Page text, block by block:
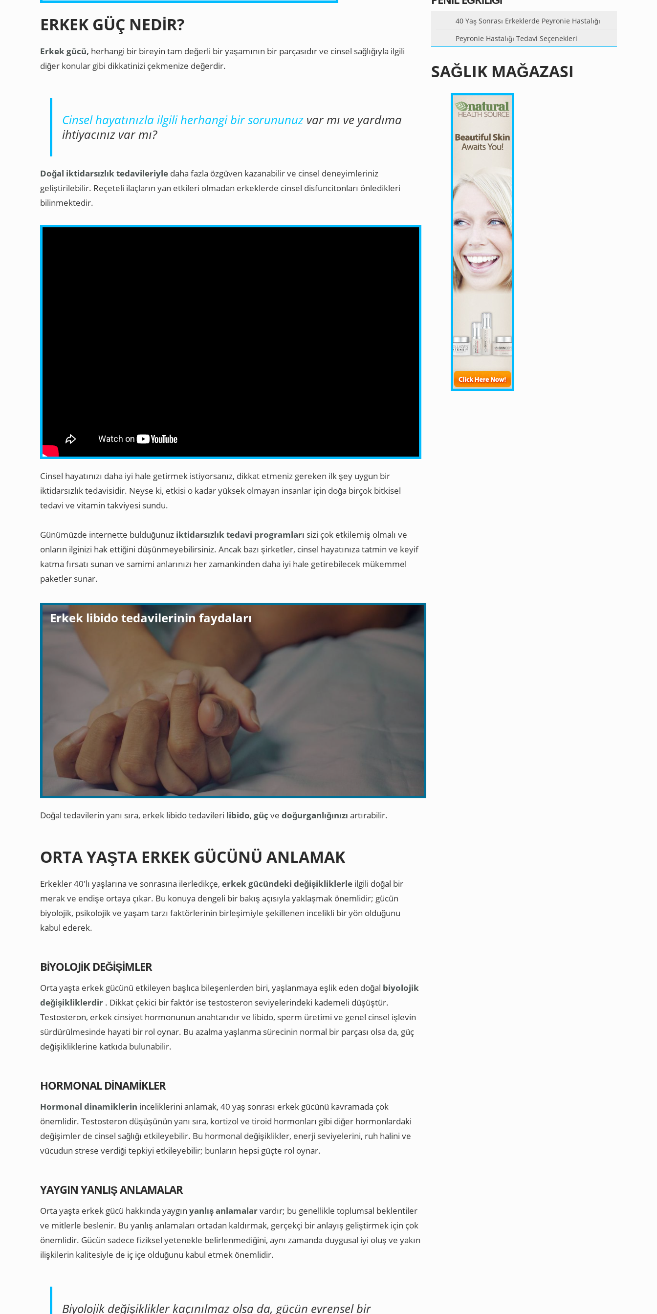
ERKEK GÜÇ NEDIR?
Erkek gücü, herhangi bir bireyin tam değerli bir yaşamının bir parçasıdır ve cinsel sağlığıyla ilgili
diğer konular gibi dikkatinizi çekmenize değerdir.
Cinsel hayatınızla ilgili herhangi bir sorununuz var mı ve yardıma
ihtiyacınız var mı?
Doğal iktidarsızlık tedavileriyle daha fazla özgüven kazanabilir ve cinsel deneyimleriniz
geliştirilebilir. Reçeteli ilaçların yan etkileri olmadan erkeklerde cinsel disfuncitonları önledikleri
bilinmektedir.
Cinsel hayatınızı daha iyi hale getirmek istiyorsanız, dikkat etmeniz gereken ilk şey uygun bir
iktidarsızlık tedavisidir. Neyse ki, etkisi o kadar yüksek olmayan insanlar için doğa birçok bitkisel
tedavi ve vitamin takviyesi sundu.
Günümüzde internette bulduğunuz iktidarsızlık tedavi programları sizi çok etkilemiş olmalı ve
onların ilginizi hak ettiğini düşünmeyebilirsiniz. Ancak bazı şirketler, cinsel hayatınıza tatmin ve keyif
katma fırsatı sunan ve samimi anlarınızı her zamankinden daha iyi hale getirebilecek mükemmel
paketler sunar.
Erkek libido tedavilerinin faydaları
Doğal tedavilerin yanı sıra, erkek libido tedavileri libido, güç ve doğurganlığınızı artırabilir.
ORTA YAŞTA ERKEK GÜCÜNÜ ANLAMAK
Erkekler 40'lı yaşlarına ve sonrasına ilerledikçe, erkek gücündeki değişikliklerle ilgili doğal bir
merak ve endişe ortaya çıkar. Bu konuya dengeli bir bakış açısıyla yaklaşmak önemlidir; gücün
biyolojik, psikolojik ve yaşam tarzı faktörlerinin birleşimiyle şekillenen incelikli bir yön olduğunu
kabul ederek.
BIYOLOJIK DEĞIŞIMLER
Orta yaşta erkek gücünü etkileyen başlıca bileşenlerden biri, yaşlanmaya eşlik eden doğal biyolojik
değişikliklerdir . Dikkat çekici bir faktör ise testosteron seviyelerindeki kademeli düşüştür.
Testosteron, erkek cinsiyet hormonunun anahtarıdır ve libido, sperm üretimi ve genel cinsel işlevin
sürdürülmesinde hayati bir rol oynar. Bu azalma yaşlanma sürecinin normal bir parçası olsa da, güç
değişikliklerine katkıda bulunabilir.
HORMONAL DINAMIKLER
Hormonal dinamiklerin inceliklerini anlamak, 40 yaş sonrası erkek gücünü kavramada çok
önemlidir. Testosteron düşüşünün yanı sıra, kortizol ve tiroid hormonları gibi diğer hormonlardaki
değişimler de cinsel sağlığı etkileyebilir. Bu hormonal değişiklikler, enerji seviyelerini, ruh halini ve
vücudun strese verdiği tepkiyi etkileyebilir; bunların hepsi güçte rol oynar.
YAYGIN YANLIŞ ANLAMALAR
Orta yaşta erkek gücü hakkında yaygın yanlış anlamalarvardır; bu genellikle toplumsal beklentiler
ve mitlerle beslenir. Bu yanlış anlamaları ortadan kaldırmak, gerçekçi bir anlayış geliştirmek için çok
önemlidir. Gücün sadece fiziksel yetenekle belirlenmediğini, aynı zamanda duygusal iyi oluş ve yakın
ilişkilerin kalitesiyle de iç içe olduğunu kabul etmek önemlidir.
Biyolojik değişiklikler kaçınılmaz olsa da, gücün evrensel bir
40 Yaş Sonrası Erkeklerde Peyronie Hastalığı
Peyronie Hastalığı Tedavi Seçenekleri
SAĞLIK MAĞAZASI